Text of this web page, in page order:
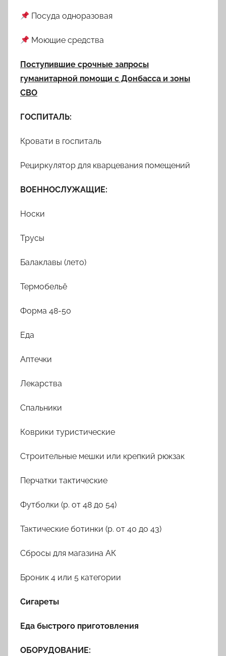
Посуда одноразовая
Моющие средства
Поступившие срочные запросы
гуманитарной помощи с Донбасса и зоны
СВО
ГОСПИТАЛЬ:
Кровати в госпиталь
Рециркулятор для кварцевания помещений
ВОЕННОСЛУЖАЩИЕ:
Носки
Трусы
Балаклавы (лето)
Термобельё
Форма 48-50
Еда
Аптечки
Лекарства
Спальники
Коврики туристические
Строительные мешки или крепкий рюкзак
Перчатки тактические
Футболки (р. от 48 до 54)
Тактические ботинки (р. от 40 до 43)
Сбросы для магазина АК
Броник 4 или 5 категории
Сигареты
Еда быстрого приготовления
ОБОРУДОВАНИЕ: